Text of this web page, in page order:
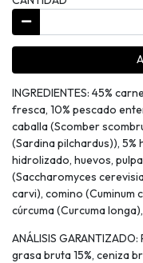
INGREDIENTES: 45%
fresca, 10% pescado
caballa (Scomber
(Sardina pilchardus)),
hidrolizado, huevos,
(Saccharomyces
carvi), comino (Cuminum
cúrcuma (Curcuma
ANÁLISIS
grasa bruta 15%, ceniza